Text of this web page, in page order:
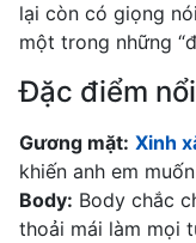
lại còn có giọng
một trong những
Đặc điểm
Gương mặt: Xinh
khiến anh em
Body: Body chắc
thoải mái làm mọi